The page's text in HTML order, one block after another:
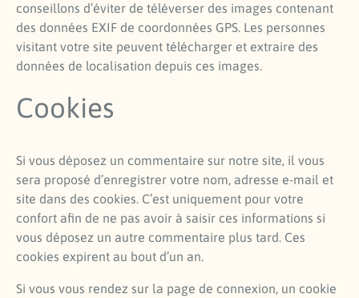
conseillons d’éviter de téléverser des images contenant
des données EXIF de coordonnées GPS. Les personnes
visitant votre site peuvent télécharger et extraire des
données de localisation depuis ces images.
Cookies
Si vous déposez un commentaire sur notre site, il vous
sera proposé d’enregistrer votre nom, adresse e-mail et
site dans des cookies. C’est uniquement pour votre
confort afin de ne pas avoir à saisir ces informations si
vous déposez un autre commentaire plus tard. Ces
cookies expirent au bout d’un an.
Si vous vous rendez sur la page de connexion, un cookie